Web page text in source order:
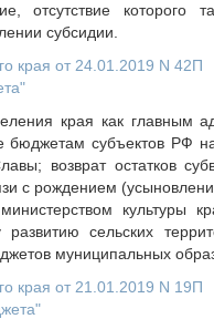
отсутствие
субсидии.
края от 24.01.2019 N 42П
края как главным
субъектов РФ
возврат остатков
с рождением
культуры
сельских
муниципальных
края от 21.01.2019 N 19П